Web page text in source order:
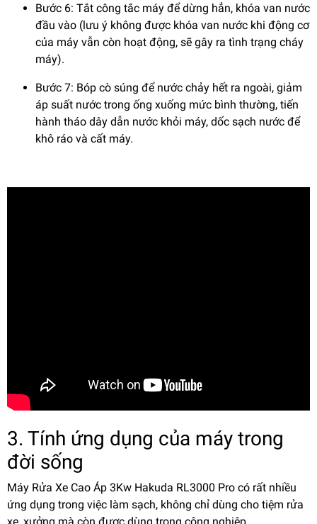
Bước 6: Tắt công tắc máy để dừng hẳn, khóa van nước
đầu vào (lưu ý không được khóa van nước khi động cơ
của máy vẫn còn hoạt động, sẽ gây ra tình trạng cháy
máy).
Bước 7: Bóp cò súng để nước chảy hết ra ngoài, giảm
áp suất nước trong ống xuống mức bình thường, tiến
hành tháo dây dẫn nước khỏi máy, dốc sạch nước để
khô ráo và cất máy.
3. Tính ứng dụng của máy trong
đời sống
Máy Rửa Xe Cao Áp 3Kw Hakuda RL3000 Pro có rất nhiều
ứng dụng trong việc làm sạch, không chỉ dùng cho tiệm rửa